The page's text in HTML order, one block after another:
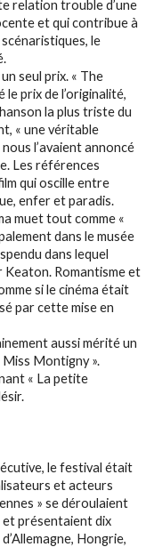
relation trouble d’une
et qui contribue à
le
seul prix. « The
prix de l’originalité,
la plus triste du
« une véritable
l’avaient annoncé
Les références
qui oscille entre
enfer et paradis.
muet tout comme «
dans le musée
dans lequel
Keaton. Romantisme et
si le cinéma était
par cette mise en
aussi mérité un
Montigny ».
« La petite
le festival était
et acteurs
» se déroulaient
et présentaient dix
Hongrie,